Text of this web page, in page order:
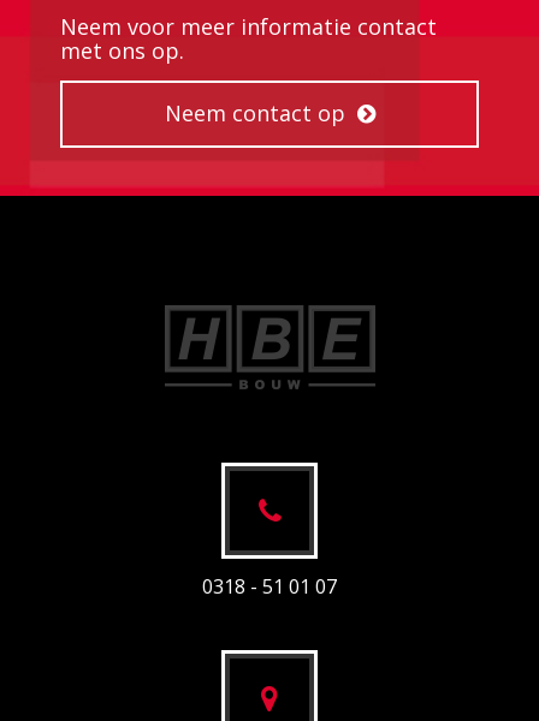
Neem voor meer informatie contact
met ons op.
Neem contact op
0318 - 51 01 07